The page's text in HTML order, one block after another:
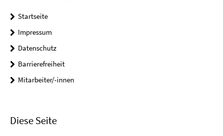
Startseite
Impressum
Datenschutz
Barrierefreiheit
Mitarbeiter/-innen
Diese Seite